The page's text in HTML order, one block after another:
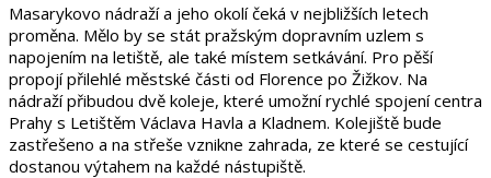
Masarykovo nádraží a jeho okolí čeká v nejbližších letech
proměna. Mělo by se stát pražským dopravním uzlem s
napojením na letiště, ale také místem setkávání. Pro pěší
propojí přilehlé městské části od Florence po Žižkov. Na
nádraží přibudou dvě koleje, které umožní rychlé spojení centra
Prahy s Letištěm Václava Havla a Kladnem. Kolejiště bude
zastřešeno a na střeše vznikne zahrada, ze které se cestující
dostanou výtahem na každé nástupiště.